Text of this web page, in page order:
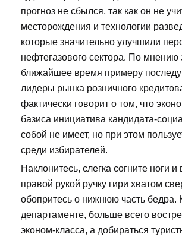
прогноз не сбылся, так как он не
месторождения и технологии
которые значительно улучшили
нефтегазового сектора. По мнению
ближайшее время примеру
лидеры рынка розничного
фактически говорит о том, что
базиса инициатива кандидата-
собой не имеет, но при этом
среди избирателей.
Наклонитесь, слегка согните ноги и
правой рукой ручку гири хватом
обопритесь о нижнюю часть бедра.
департаменте, больше всего
эконом-класса, а добираться